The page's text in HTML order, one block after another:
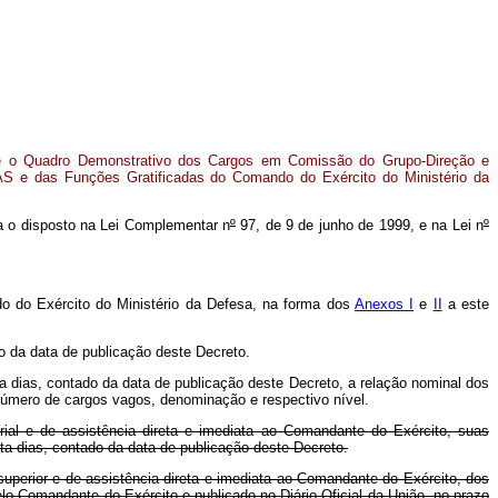
Quadro Demonstrativo dos Cargos em Comissão do Grupo-Direção e
e das Funções Gratificadas do Comando do Exército do Ministério da
disposto na Lei Complementar nº 97, de 9 de junho de 1999, e na Lei nº
do Exército do Ministério da Defesa, na forma dos Anexos I e a este
data de publicação deste Decreto.
contado da data de publicação deste Decreto, a relação nominal dos
de cargos vagos, denominação e respectivo nível.
e de assistência direta e imediata ao Comandante do Exército, suas
dias, contado da data de publicação deste Decreto.
e de assistência direta e imediata ao Comandante do Exército, dos